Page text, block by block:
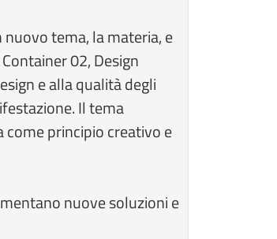
tema, la materia, e
02, Design
e alla qualità degli
Il tema
principio creativo e
nuove soluzioni e